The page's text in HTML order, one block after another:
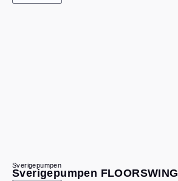
Sverigepumpen
Sverigepumpen FLOORSWING